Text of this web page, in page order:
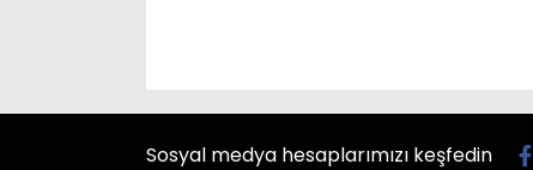
Sosyal medya hesaplarımızı keşfedin